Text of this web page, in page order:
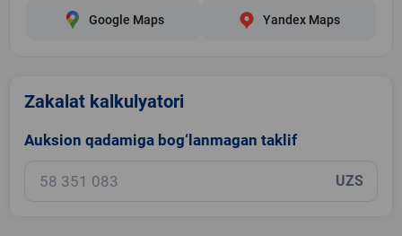
Google Maps Yandex Maps
Zakalat kalkulyatori
Auksion qadamiga bog‘lanmagan taklif
UZS